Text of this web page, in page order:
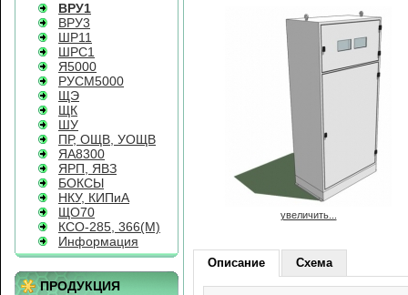
ВРУ1
ВРУ3
ШР11
ШРС1
Я5000
РУСМ5000
ЩЭ
ЩК
ШУ
ПР, ОЩВ, УОЩВ
ЯА8300
ЯРП, ЯВЗ
БОКСЫ
НКУ, КИПиА
ЩО70
КСО-285, 366(М)
Информация
ПРОДУКЦИЯ
увеличить...
Описание Схема